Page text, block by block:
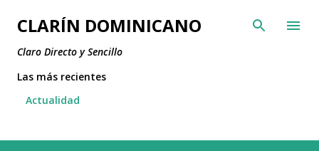
Ir al contenido principal
CLARÍN DOMINICANO
Claro Directo y Sencillo
Las más recientes
Actualidad